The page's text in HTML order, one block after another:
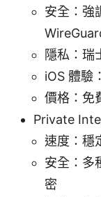
安全：強
隱私：瑞
iOS 體驗
價格：免
Private
速度：穩
安全：多
密